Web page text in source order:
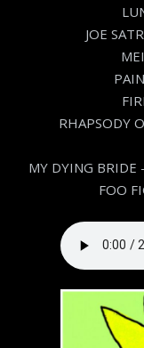
JOE
RHAPSODY
MY DYING
FOO